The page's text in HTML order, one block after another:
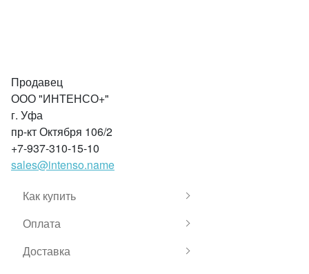
Продавец
ООО "ИНТЕНСО+"
г. Уфа
пр-кт Октября 106/2
+7-937-310-15-10
sales@intenso.name
Как купить
Оплата
Доставка